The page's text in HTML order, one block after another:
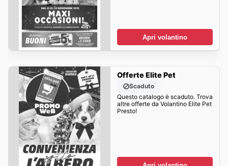
Apri volantino
Offerte Elite Pet
Scaduto
Questo catalogo è scaduto. Trova
altre offerte da Volantino Elite Pet
Presto!